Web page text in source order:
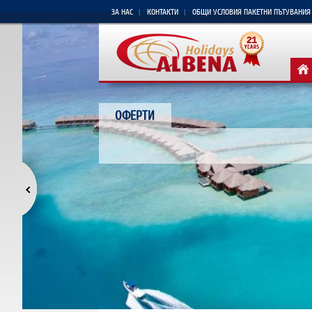
ЗА НАС КОНТАКТИ ОБЩИ УСЛОВИЯ ПАКЕТНИ ПЪТУВАНИЯ
ОФЕРТИ